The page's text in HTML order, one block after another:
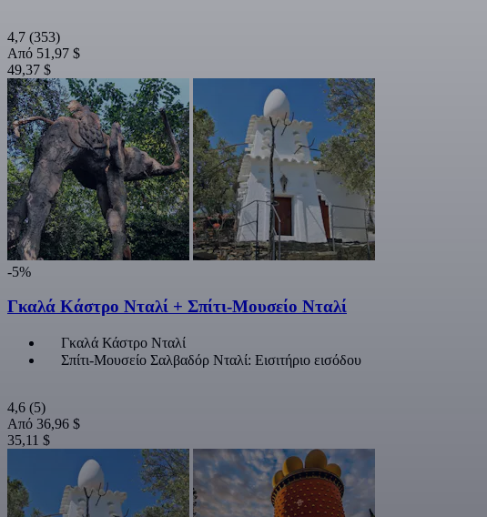
4,7 (353)
Από 51,97 $
49,37 $
-5%
Γκαλά Κάστρο Νταλί + Σπίτι-Μουσείο Νταλί
Γκαλά Κάστρο Νταλί
Σπίτι-Μουσείο Σαλβαδόρ Νταλί: Εισιτήριο εισόδου
4,6 (5)
Από 36,96 $
35,11 $